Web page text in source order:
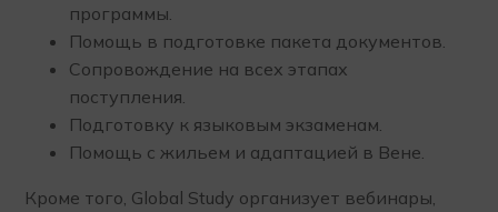
программы.
Помощь в подготовке пакета документов.
Сопровождение на всех этапах
поступления.
Подготовку к языковым экзаменам.
Помощь с жильем и адаптацией в Вене.
Кроме того, Global Study организует вебинары,